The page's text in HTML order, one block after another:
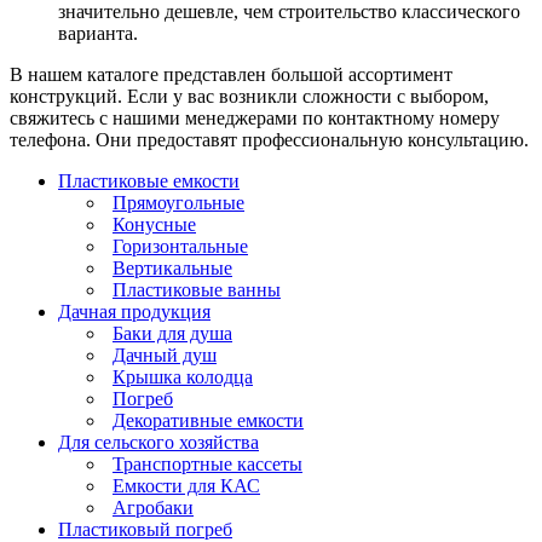
значительно дешевле, чем строительство классического
варианта.
В нашем каталоге представлен большой ассортимент
конструкций. Если у вас возникли сложности с выбором,
свяжитесь с нашими менеджерами по контактному номеру
телефона. Они предоставят профессиональную консультацию.
Пластиковые емкости
Прямоугольные
Конусные
Горизонтальные
Вертикальные
Пластиковые ванны
Дачная продукция
Баки для душа
Дачный душ
Крышка колодца
Погреб
Декоративные емкости
Для сельского хозяйства
Транспортные кассеты
Емкости для КАС
Агробаки
Пластиковый погреб